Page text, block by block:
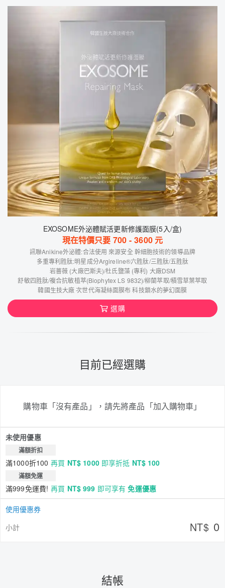
EXOSOME外泌體賦活更新修護面膜(5入/盒)
現在特價只要 700 - 3600元
訊聯Anikine外泌體:合法使用 來源安全 幹細胞技術的領導品牌
多重專利胜肽:明星成分Argireline®六胜肽/三胜肽/五胜肽
岩薔薇 (大廠巴斯夫)/杜氏鹽藻 (專利) 大廠DSM
舒敏四胜肽/複合抗敏植萃(Biophytex LS 9832)/柳蘭萃取/積雪草葉萃取
韓國生技大廠 次世代海凝絲面膜布 科技鎖水的夢幻面膜
選購
目前已經選購
購物車「沒有產品」，請先將產品「加入購物車」
未使用優惠
滿額折扣
滿1000折100 再買 NT$ 1000即享折抵 NT$ 100
滿額免運
滿999免運費! 再買 NT$ 999 即可享有免運優惠
使用優惠券
小計
NT$ 0
結帳